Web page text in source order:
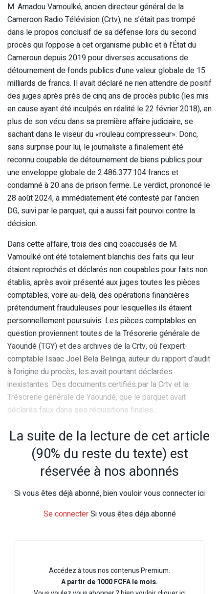
M. Amadou Vamoulké, ancien directeur général de la
Cameroon Radio Télévision (Crtv), ne s’était pas trompé
dans le propos conclusif de sa défense lors du second
procès qui l’oppose à cet organisme public et à l’État du
Cameroun depuis 2019 pour diverses accusations de
détournement de fonds publics d’une valeur globale de 15
milliards de francs. Il avait déclaré ne rien attendre de positif
des juges après près de cinq ans de procès public (les mis
en cause ayant été inculpés en réalité le 22 février 2018), en
plus de son vécu dans sa première affaire judiciaire, se
sachant dans le viseur du «rouleau compresseur». Donc,
sans surprise pour lui, le journaliste a finalement été
reconnu coupable de détournement de biens publics pour
une enveloppe globale de 2.486.377.104 francs et
condamné à 20 ans de prison ferme. Le verdict, prononcé le
28 août 2024, a immédiatement été contesté par l’ancien
DG, suivi par le parquet, qui a aussi fait pourvoi contre la
décision.
Dans cette affaire, trois des cinq coaccusés de M.
Vamoulké ont été totalement blanchis des faits qui leur
étaient reprochés et déclarés non coupables pour faits non
établis, après avoir présenté aux juges toutes les pièces
comptables, voire au-delà, des opérations financières
prétendument frauduleuses pour lesquelles ils étaient
personnellement poursuivis. Les pièces comptables en
question proviennent toutes de la Trésorerie générale de
Yaoundé (TGY) et des archives de la Crtv, où l’expert-
comptable Isaac Joël Bela Belinga, auteur du rapport d’audit
à l’origine du procès, les avait pourtant déclarées
inexistantes. Des documents certifiés par la Crtv et la
Trésorerie générale de Yaoundé, que le parquet avait
déclarés faux dans ses réquisitions finales…
La suite de la lecture de cet article
(90% du reste du texte) est
réservée à nos abonnés
Si vous êtes déjà abonné, bien vouloir vous connecter ici
Se connecterSi vous êtes déja abonné
Accédez à tous nos contenus Premium.
A partir de 1000 FCFA le mois.